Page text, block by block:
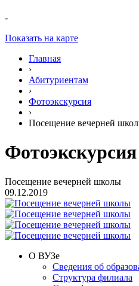
-
Показать на карте
Главная
›
Абитуриентам
›
Фотоэкскурсия
›
Посещение вечерней
Фотоэкскурсия
Посещение вечерней школы
09.12.2019
О ВУЗе
Сведения об
Структура филиала